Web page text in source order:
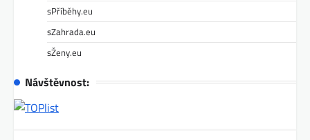
sPříběhy.eu
sZahrada.eu
sŽeny.eu
Návštěvnost: